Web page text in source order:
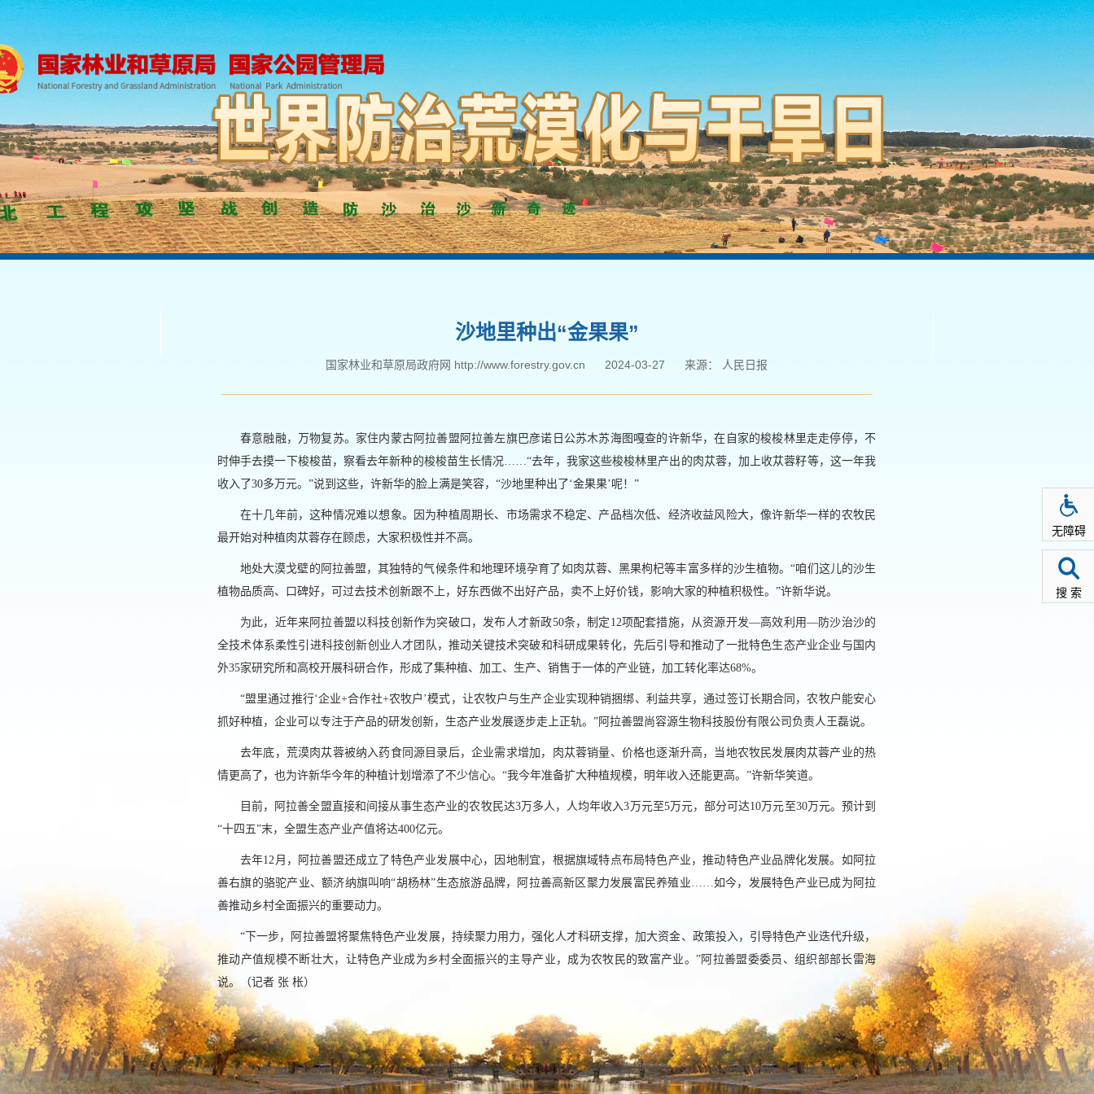
沙地里种出“金果果”
国家林业和草原局政府网 http://www.forestry.gov.cn 2024-03-27 来源： 人民日报
春意融融，万物复苏。家住内蒙古阿拉善盟阿拉善左旗巴彦诺日公苏木苏海图嘎查的许新华，在自家的梭梭林里走走停停，不
时伸手去摸一下梭梭苗，察看去年新种的梭梭苗生长情况……“去年，我家这些梭梭林里产出的肉苁蓉，加上收苁蓉籽等，这一年我
收入了30多万元。”说到这些，许新华的脸上满是笑容，“沙地里种出了‘金果果’呢！”
在十几年前，这种情况难以想象。因为种植周期长、市场需求不稳定、产品档次低、经济收益风险大，像许新华一样的农牧民
最开始对种植肉苁蓉存在顾虑，大家积极性并不高。
地处大漠戈壁的阿拉善盟，其独特的气候条件和地理环境孕育了如肉苁蓉、黑果枸杞等丰富多样的沙生植物。“咱们这儿的沙生
植物品质高、口碑好，可过去技术创新跟不上，好东西做不出好产品，卖不上好价钱，影响大家的种植积极性。”许新华说。
为此，近年来阿拉善盟以科技创新作为突破口，发布人才新政50条，制定12项配套措施，从资源开发—高效利用—防沙治沙的
全技术体系柔性引进科技创新创业人才团队，推动关键技术突破和科研成果转化，先后引导和推动了一批特色生态产业企业与国内
外35家研究所和高校开展科研合作，形成了集种植、加工、生产、销售于一体的产业链，加工转化率达68%。
“盟里通过推行‘企业+合作社+农牧户’模式，让农牧户与生产企业实现种销捆绑、利益共享，通过签订长期合同，农牧户能安心
抓好种植，企业可以专注于产品的研发创新，生态产业发展逐步走上正轨。”阿拉善盟尚容源生物科技股份有限公司负责人王磊说。
去年底，荒漠肉苁蓉被纳入药食同源目录后，企业需求增加，肉苁蓉销量、价格也逐渐升高，当地农牧民发展肉苁蓉产业的热
情更高了，也为许新华今年的种植计划增添了不少信心。“我今年准备扩大种植规模，明年收入还能更高。”许新华笑道。
目前，阿拉善全盟直接和间接从事生态产业的农牧民达3万多人，人均年收入3万元至5万元，部分可达10万元至30万元。预计到
“十四五”末，全盟生态产业产值将达400亿元。
去年12月，阿拉善盟还成立了特色产业发展中心，因地制宜，根据旗域特点布局特色产业，推动特色产业品牌化发展。如阿拉
善右旗的骆驼产业、额济纳旗叫响“胡杨林”生态旅游品牌，阿拉善高新区聚力发展富民养殖业……如今，发展特色产业已成为阿拉
善推动乡村全面振兴的重要动力。
“下一步，阿拉善盟将聚焦特色产业发展，持续聚力用力，强化人才科研支撑，加大资金、政策投入，引导特色产业迭代升级，
推动产值规模不断壮大，让特色产业成为乡村全面振兴的主导产业，成为农牧民的致富产业。”阿拉善盟委委员、组织部部长雷海
说。（记者 张 枨）
无障碍
搜 索